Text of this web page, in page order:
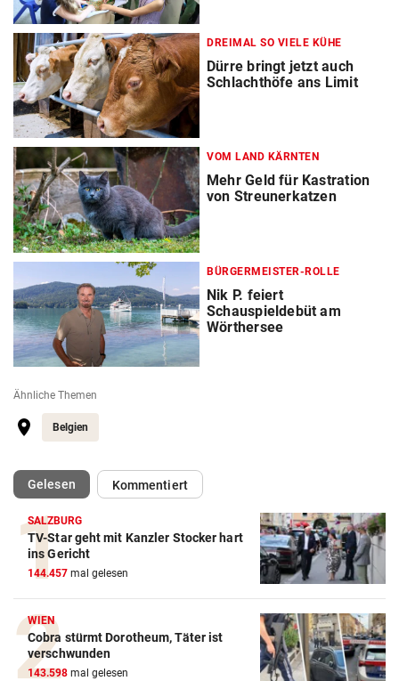
DREIMAL SO VIELE KÜHE
Dürre bringt jetzt auch
Schlachthöfe ans Limit
VOM LAND KÄRNTEN
Mehr Geld für Kastration
von Streunerkatzen
BÜRGERMEISTER-ROLLE
Nik P. feiert
Schauspieldebüt am
Wörthersee
Ähnliche Themen
Belgien
Gelesen(ausgewählt)Kommentiert
SALZBURG
TV-Star geht mit Kanzler Stocker hart
ins Gericht
144.457 mal gelesen
WIEN
Cobra stürmt Dorotheum, Täter ist
verschwunden
143.598 mal gelesen